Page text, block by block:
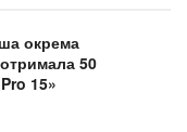
окрема
50
15»